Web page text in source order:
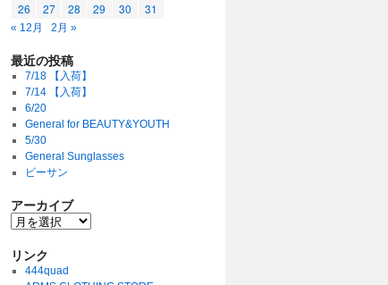
26
27 28 29 30 31
« 12月 2月 »
最近の投稿
7/18 【入荷】
7/14 【入荷】
6/20
General for BEAUTY&YOUTH
5/30
General Sunglasses
ビーサン
アーカイブ
リンク
444quad